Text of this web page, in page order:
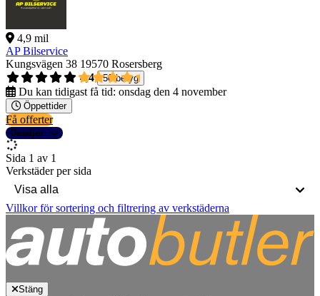
4,9 mil
AP Bilservice
Kungsvägen 38 19570 Rosersberg
4,4
50 betyg
Du kan tidigast få tid: onsdag den 4 november
Öppettider
Få offerter
Detaljer
Sida 1 av 1
Verkstäder per sida
Villkor för sortering och filtrering av verkstäderna
Stäng